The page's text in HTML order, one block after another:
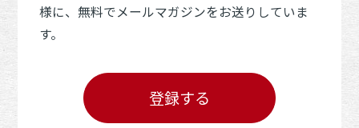
様に、無料でメールマガジンをお送りしていま
す。
登録する